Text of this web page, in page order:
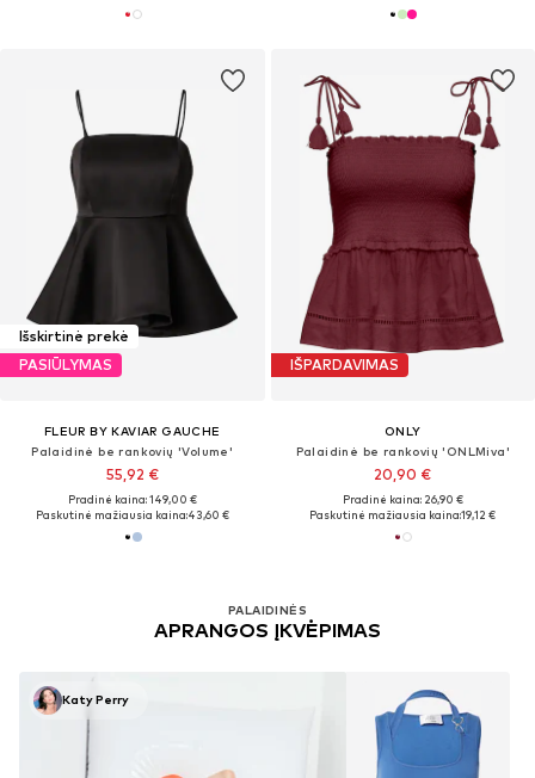
Išskirtinė prekė
PASIŪLYMAS
FLEUR BY KAVIAR GAUCHE
Palaidinė be rankovių 'Volume'
55,92 €
Pradinė kaina: 149,00 €
Paskutinė mažiausia kaina:43,60 €
IŠPARDAVIMAS
ONLY
Palaidinė be rankovių 'ONLMiva'
20,90 €
Pradinė kaina: 26,90 €
Paskutinė mažiausia kaina:19,12 €
PALAIDINĖS
APRANGOS ĮKVĖPIMAS
Katy Perry